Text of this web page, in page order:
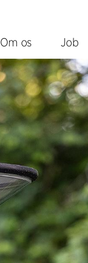
Om os Job